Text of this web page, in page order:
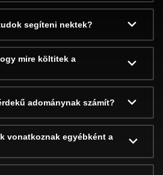
segíteni nektek?
mire költitek a
adománynak számít?
vonatkoznak egyébként a